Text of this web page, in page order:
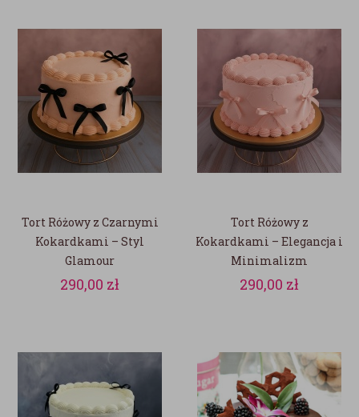
Tort Różowy z Czarnymi
Kokardkami – Styl
Glamour
290,00 zł
Tort Różowy z
Kokardkami – Elegancja i
Minimalizm
290,00 zł